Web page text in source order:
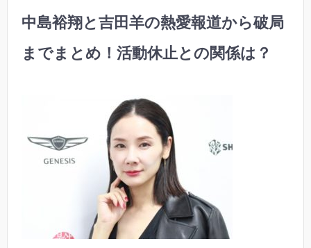
中島裕翔と吉田羊の熱愛報道から破局
までまとめ！活動休止との関係は？